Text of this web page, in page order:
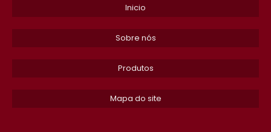
BALANCA DE PISO 1000 KG
ETIQUETA PARA BALANCA TOLEDO PRIX 4 UNO
BALANCA DOSADORA COM CALHA LINEAR
BALANCA TOLEDO ASSISTENCIA TECNICA
Inicio
Sobre nós
Produtos
Mapa do site